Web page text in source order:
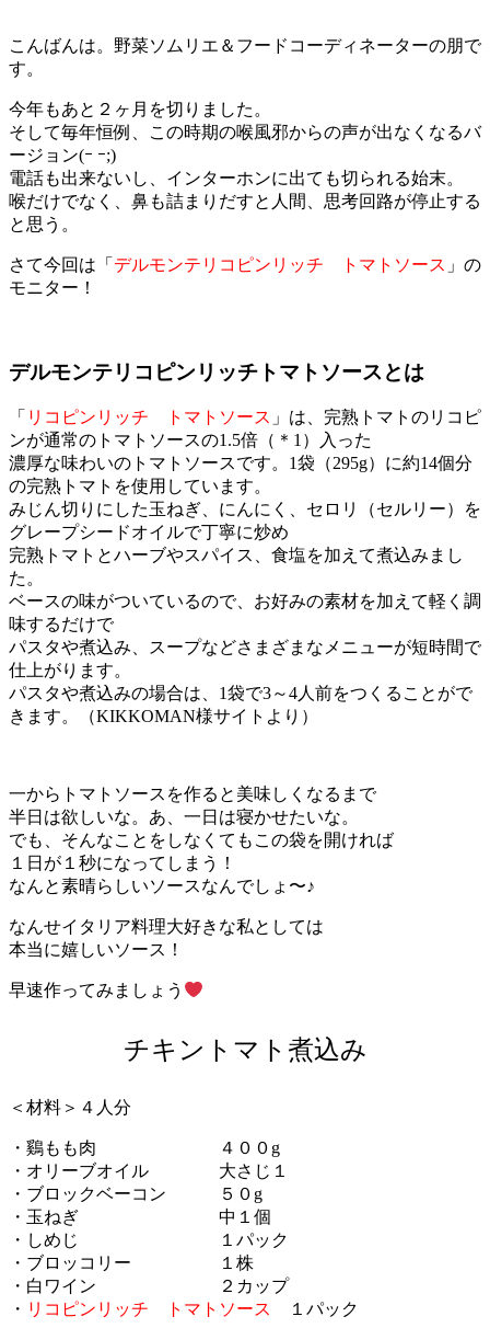
こんばんは。野菜ソムリエ＆フードコーディネーターの朋で
す。
今年もあと２ヶ月を切りました。
そして毎年恒例、この時期の喉風邪からの声が出なくなるバ
ージョン(ｰ ｰ;)
電話も出来ないし、インターホンに出ても切られる始末。
喉だけでなく、鼻も詰まりだすと人間、思考回路が停止する
と思う。
さて今回は「 デルモンテリコピンリッチ トマトソース 」の
モニター！
デルモンテリコピンリッチトマトソースとは
「 リコピンリッチ トマトソース 」は、完熟トマトのリコピ
ンが通常のトマトソースの1.5倍（＊1）入った
濃厚な味わいのトマトソースです。1袋（295g）に約14個分
の完熟トマトを使用しています。
みじん切りにした玉ねぎ、にんにく、セロリ（セルリー）を
グレープシードオイルで丁寧に炒め
完熟トマトとハーブやスパイス、食塩を加えて煮込みまし
た。
ベースの味がついているので、お好みの素材を加えて軽く調
味するだけで
パスタや煮込み、スープなどさまざまなメニューが短時間で
仕上がります。
パスタや煮込みの場合は、1袋で3～4人前をつくることがで
きます。（KIKKOMAN様サイトより）
一からトマトソースを作ると美味しくなるまで
半日は欲しいな。あ、一日は寝かせたいな。
でも、そんなことをしなくてもこの袋を開ければ
１日が１秒になってしまう！
なんと素晴らしいソースなんでしょ〜♪
なんせイタリア料理大好きな私としては
本当に嬉しいソース！
早速作ってみましょう
チキントマト煮込み
＜材料＞４人分
・鷄もも肉 ４００g
・オリーブオイル 大さじ１
・ブロックベーコン ５０g
・玉ねぎ 中１個
・しめじ １パック
・ブロッコリー １株
・白ワイン ２カップ
・ リコピンリッチ トマトソース １パック